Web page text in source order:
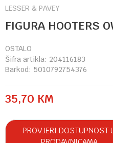
LESSER & PAVEY
FIGURA HOOTERS
OSTALO
Šifra artikla: 204116183
Barkod: 5010792754376
35,70 KM
PROVJERI DOSTUPNOST